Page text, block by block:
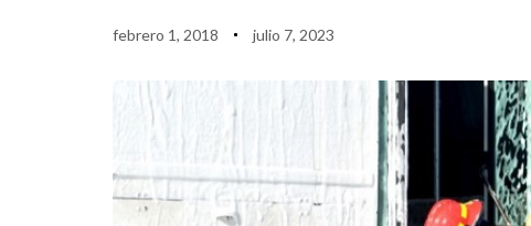
febrero 1, 2018 julio 7, 2023